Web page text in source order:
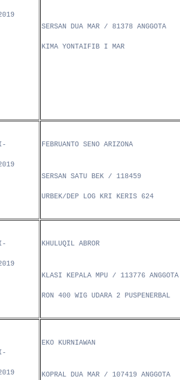
SERSAN DUA MAR / 81378 ANGGOTA
KIMA YONTAIFIB I MAR
FEBRUANTO SENO ARIZONA
SERSAN SATU BEK / 118459
URBEK/DEP LOG KRI KERIS 624
KHULUQIL ABROR
KLASI KEPALA MPU / 113776 ANGGOTA
RON 400 WIG UDARA 2 PUSPENERBAL
EKO KURNIAWAN
KOPRAL DUA MAR / 107419 ANGGOTA